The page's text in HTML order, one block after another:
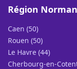
Région
Caen (50)
Rouen (50)
Le Havre (44)
Cherbourg-en-